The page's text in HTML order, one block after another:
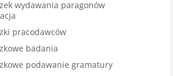
wydawania paragonów
pracodawców
badania
podawanie gramatury